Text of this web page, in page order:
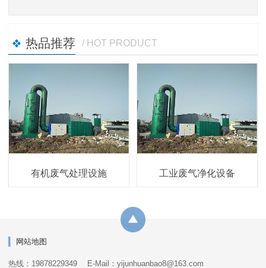
热品推荐 / HOT PRODUCT
有机废气处理设施 工业废气净化设备
网站地图
热线：19878229349 E-Mail：yijunhuanbao8@163.com